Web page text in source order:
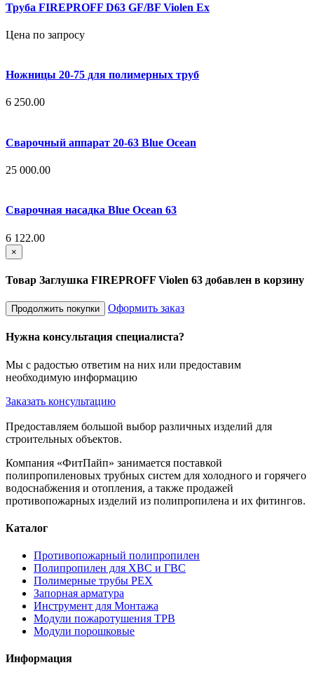
Труба FIREPROFF D63 GF/BF Violen Ex
Цена по запросу
Ножницы 20-75 для полимерных труб
6 250.00
Сварочный аппарат 20-63 Blue Ocean
25 000.00
Сварочная насадка Blue Ocean 63
6 122.00
×
Товар Заглушка FIREPROFF Violen 63 добавлен в корзину
Продолжить покупки Оформить заказ
Нужна консультация специалиста?
Мы с радостью ответим на них или предоставим
необходимую информацию
Заказать консультацию
Предоставляем большой выбор различных изделий для
строительных объектов.
Компания «ФитПайп» занимается поставкой
полипропиленовых трубных систем для холодного и горячего
водоснабжения и отопления, а также продажей
противопожарных изделий из полипропилена и их фитингов.
Каталог
Противопожарный полипропилен
Полипропилен для ХВС и ГВС
Полимерные трубы PEX
Запорная арматура
Инструмент для Монтажа
Модули пожаротушения ТРВ
Модули порошковые
Информация